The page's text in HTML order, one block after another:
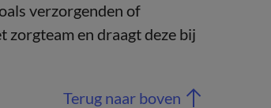
verzorgenden of
zorgteam en draagt deze bij
Terug naar boven